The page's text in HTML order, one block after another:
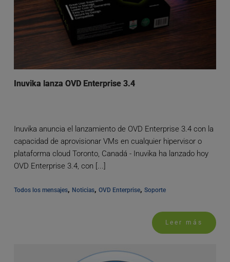
Inuvika lanza OVD Enterprise 3.4
Inuvika anuncia el lanzamiento de OVD Enterprise 3.4 con la
capacidad de aprovisionar VMs en cualquier hipervisor o
plataforma cloud Toronto, Canadá - Inuvika ha lanzado hoy
OVD Enterprise 3.4, con [...]
Todos los mensajes, Noticias, OVD Enterprise, Soporte
Leer más